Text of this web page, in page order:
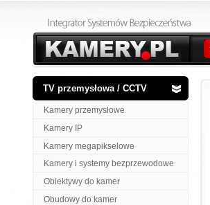
TV przemysłowa / CCTV
Kamery przemysłowe
Kamery IP
Kamery megapikselowe
Kamery i systemy bezprzewodowe
Obiektywy do kamer
Obudowy do kamer